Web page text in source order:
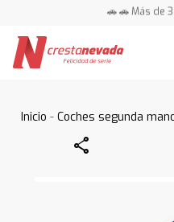
🚗 🚗 Más de
Inicio -Coches segunda
Share